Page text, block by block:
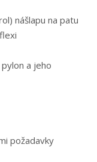
nášlapu na patu
a jeho
požadavky